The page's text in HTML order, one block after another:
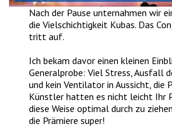
Nach der Pause unternahmen wir
die Vielschichtigkeit Kubas. Das
tritt auf.
Ich bekam davor einen kleinen
Generalprobe: Viel Stress, Ausfall
und kein Ventilator in Aussicht, die
Künstler hatten es nicht leicht Ihr
diese Weise optimal durch zu
die Prämiere super!